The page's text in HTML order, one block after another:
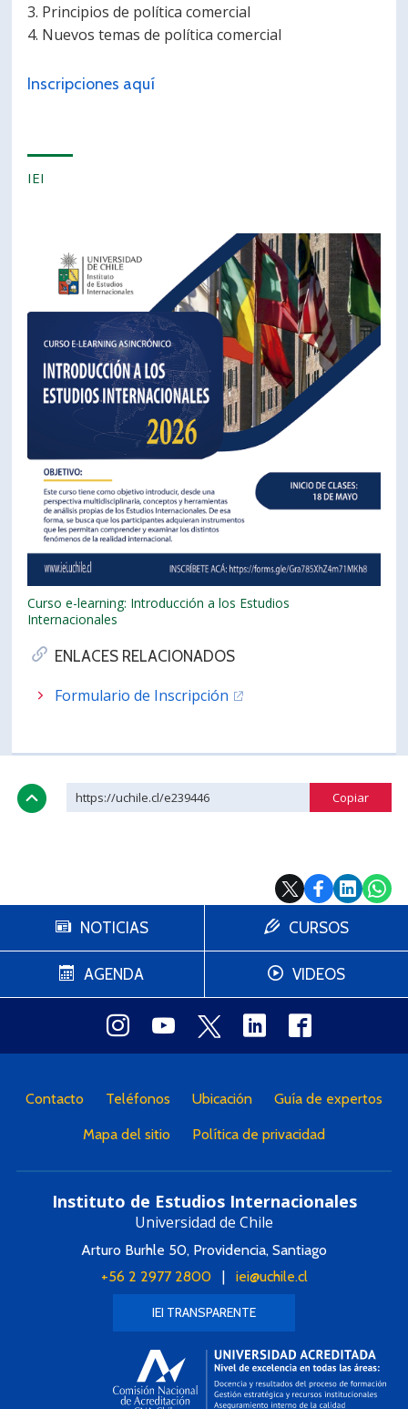
Curso e-learning: Introducción a los Estudios
Internacionales
ENLACES RELACIONADOS
Formulario de Inscripción
3. Principios de política comercial
4. Nuevos temas de política comercial
Inscripciones aquí
IEI
https://uchile.cl/e239446
NOTICIAS
AGENDA
CURSOS
VIDEOS
Contacto Teléfonos Ubicación Guía de expertos
Mapa del sitio Política de privacidad
Instituto de Estudios Internacionales
Universidad de Chile
Arturo Burhle 50, Providencia, Santiago
+56 2 2977 2800| iei@uchile.cl
IEI TRANSPARENTE